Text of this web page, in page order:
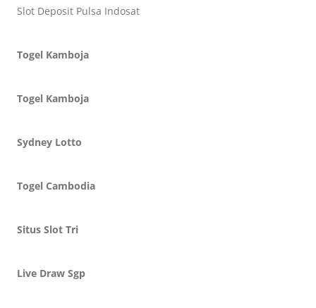
Slot Deposit Pulsa Indosat
Togel Kamboja
Togel Kamboja
Sydney Lotto
Togel Cambodia
Situs Slot Tri
Live Draw Sgp